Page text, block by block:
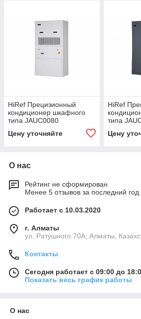
HiRef Прецизионный
кондиционер шкафного
типа JAUC0080
Цену уточняйте
HiRef
типа
Цену
О нас
Рейтинг не сформирован
Менее 5 отзывов за последний год
Работает с 10.03.2020
г. Алматы
ул. Ратушного 70А, Алматы,
Контакты
Сегодня работает с 09:00 до
Показать весь график работы
О нас